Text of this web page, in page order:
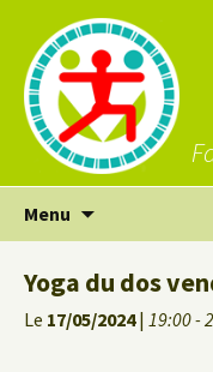
Menu
Yoga du dos
Le 17/05/2024| 19:00 -